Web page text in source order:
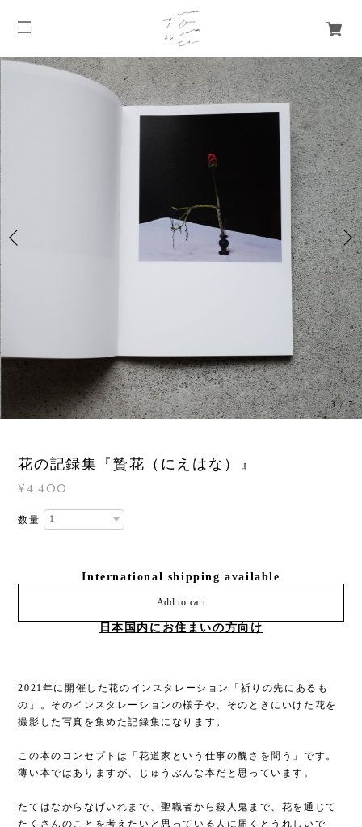
3/7
花の記録集『贄花（にえはな）』
¥4,400
数量
International shipping available
Add to cart
日本国内にお住まいの方向け
2021年に開催した花のインスタレーション「祈りの先にあるも
の」。そのインスタレーションの様子や、そのときにいけた花を
撮影した写真を集めた記録集になります。
この本のコンセプトは「花道家という仕事の醜さを問う」です。
薄い本ではありますが、じゅうぶんな本だと思っています。
たてはなからなげいれまで、聖職者から殺人鬼まで、花を通じて
たくさんのことを考えたいと思っている人に届くとうれしいで